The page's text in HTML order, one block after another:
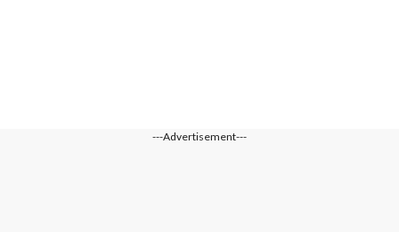
---Advertisement---